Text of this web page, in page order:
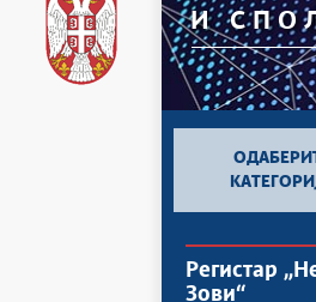
И
Регистар
Зови“